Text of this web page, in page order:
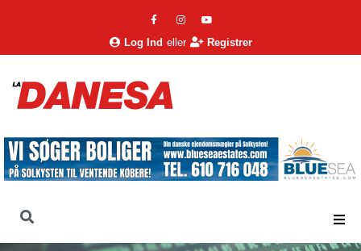
Log Ind eller Registrer